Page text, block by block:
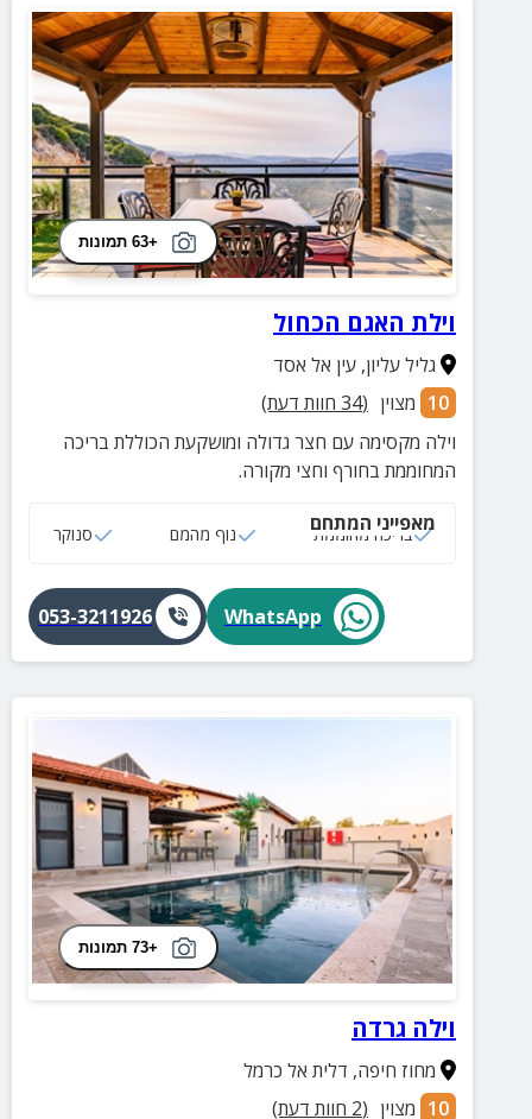
+63 תמונות
וילת האגם הכחול
גליל עליון,עין אל אסד
10 מצוין (
34 חוות דעת)
וילה מקסימה עם חצר גדולה ומושקעת הכוללת בריכה
המחוממת בחורף וחצי מקורה.
מאפייני המתחם
בריכה מחוממת נוף מהמם סנוקר
WhatsApp
053-3211926
+73 תמונות
וילה גרדה
מחוז חיפה, דלית אל כרמל
10 מצוין (
2 חוות דעת)